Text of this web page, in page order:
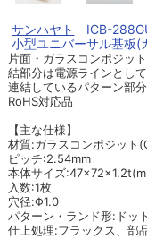
サンハヤト
ICB-
小型ユニバーサル基板
片面・ガラスコンポジッ
結部分は電源ラインとし
連結しているパターン部
RoHS対応品
【主な仕様】
材質:ガラスコンポジット
ピッチ:2.54mm
本体サイズ
入数:1枚
穴径:Φ1.0
パターン・ランド形:ドッ
仕上処理:フラックス、部